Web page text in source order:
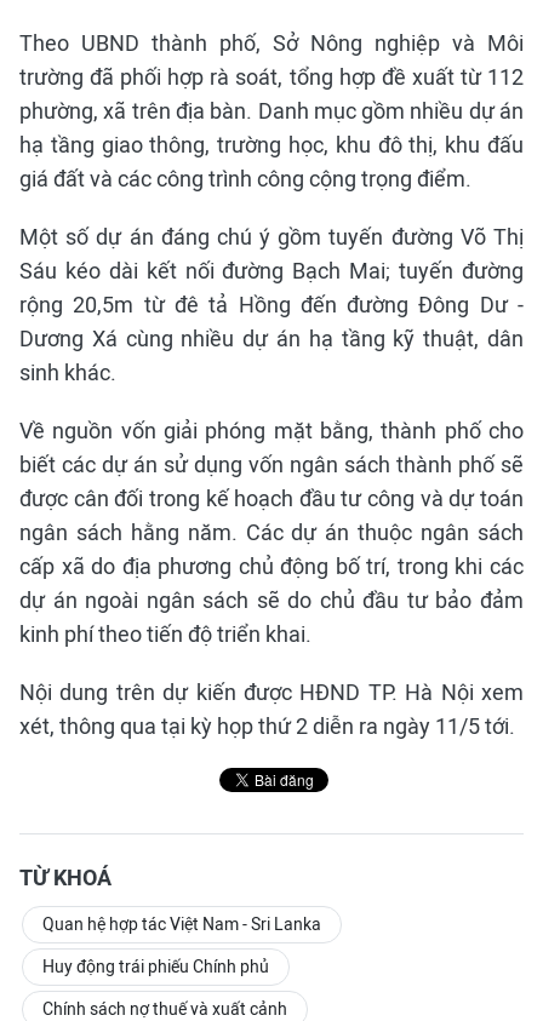
Theo UBND thành phố, Sở Nông nghiệp và Môi
trường đã phối hợp rà soát, tổng hợp đề xuất từ 112
phường, xã trên địa bàn. Danh mục gồm nhiều dự án
hạ tầng giao thông, trường học, khu đô thị, khu đấu
giá đất và các công trình công cộng trọng điểm.
Một số dự án đáng chú ý gồm tuyến đường Võ Thị
Sáu kéo dài kết nối đường Bạch Mai; tuyến đường
rộng 20,5m từ đê tả Hồng đến đường Đông Dư -
Dương Xá cùng nhiều dự án hạ tầng kỹ thuật, dân
sinh khác.
Về nguồn vốn giải phóng mặt bằng, thành phố cho
biết các dự án sử dụng vốn ngân sách thành phố sẽ
được cân đối trong kế hoạch đầu tư công và dự toán
ngân sách hằng năm. Các dự án thuộc ngân sách
cấp xã do địa phương chủ động bố trí, trong khi các
dự án ngoài ngân sách sẽ do chủ đầu tư bảo đảm
kinh phí theo tiến độ triển khai.
Nội dung trên dự kiến được HĐND TP. Hà Nội xem
xét, thông qua tại kỳ họp thứ 2 diễn ra ngày 11/5 tới.
TỪ KHOÁ
Quan hệ hợp tác Việt Nam - Sri Lanka
Huy động trái phiếu Chính phủ
Chính sách nợ thuế và xuất cảnh